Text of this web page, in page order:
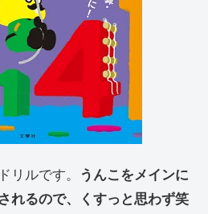
リルです。
うんこをメインに
れるので、くすっと思わず笑